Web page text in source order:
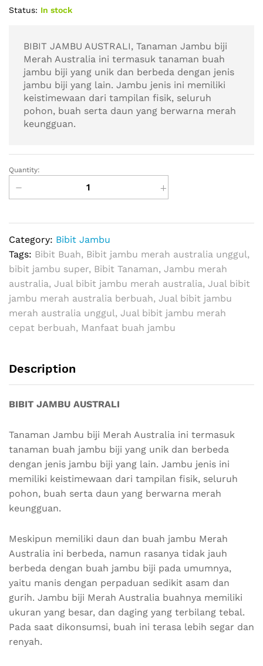
Status: In stock
BIBIT JAMBU AUSTRALI, Tanaman Jambu biji
Merah Australia ini termasuk tanaman buah
jambu biji yang unik dan berbeda dengan jenis
jambu biji yang lain. Jambu jenis ini memiliki
keistimewaan dari tampilan fisik, seluruh
pohon, buah serta daun yang berwarna merah
keungguan.
Jual
Bibit
Jambu
quantity
Quantity:
Category: Bibit Jambu
Tags: Bibit Buah, Bibit jambu merah australia unggul,
bibit jambu super, Bibit Tanaman, Jambu merah
australia, Jual bibit jambu merah australia, Jual bibit
jambu merah australia berbuah, Jual bibit jambu
merah australia unggul, Jual bibit jambu merah
cepat berbuah, Manfaat buah jambu
Description
BIBIT JAMBU AUSTRALI
Tanaman Jambu biji Merah Australia ini termasuk
tanaman buah jambu biji yang unik dan berbeda
dengan jenis jambu biji yang lain. Jambu jenis ini
memiliki keistimewaan dari tampilan fisik, seluruh
pohon, buah serta daun yang berwarna merah
keungguan.
Meskipun memiliki daun dan buah jambu Merah
Australia ini berbeda, namun rasanya tidak jauh
berbeda dengan buah jambu biji pada umumnya,
yaitu manis dengan perpaduan sedikit asam dan
gurih. Jambu biji Merah Australia buahnya memiliki
ukuran yang besar, dan daging yang terbilang tebal.
Pada saat dikonsumsi, buah ini terasa lebih segar dan
renyah.